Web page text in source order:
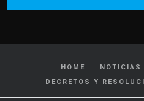
HOME NOTICIAS
DECRETOS Y